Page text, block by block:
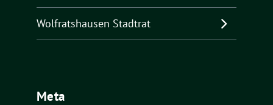
Wolfratshausen Stadtrat
Meta